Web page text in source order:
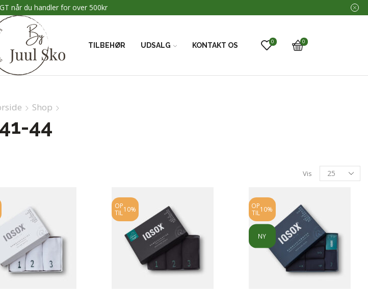
når du handler for over 500kr
TILBEHØR UDSALG KONTAKT OS 0 0
Shop
41-44
Vis
OP
TIL10%
OP
TIL10%
NY